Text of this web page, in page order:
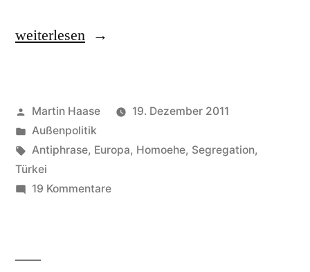
„Partnerschaft,
weiterlesen
Veröffentlicht
von
Martin Haase
19. Dezember 2011
Veröffentlicht
in
Außenpolitik
Schlagwörter:
Antiphrase, Europa, Homoehe, Segregation,
Türkei
19 Kommentarezu